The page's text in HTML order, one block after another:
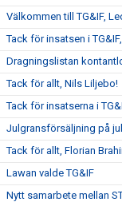
Välkommen till TG&IF,
Tack för insatsen i
Dragningslistan
Tack för allt, Nils Liljebo!
Tack för insatserna i
Julgransförsäljning på
Tack för allt, Florian
Lawan valde TG&IF
Nytt samarbete mellan